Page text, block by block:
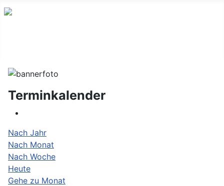
Terminkalender
Nach Jahr
Nach Monat
Nach Woche
Heute
Gehe zu Monat